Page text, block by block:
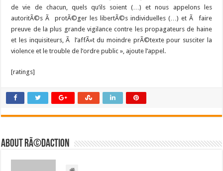
de vie de chacun, quels qu’ils soient (…) et nous appelons les
autoritÃ©s Ã protÃ©ger les libertÃ©s individuelles (…) et Ã faire
preuve de la plus grande vigilance contre les propagateurs de haine
et les inquisiteurs, Ã l’affÃ»t du moindre prÃ©texte pour susciter la
violence et le trouble de l’ordre public », ajoute l’appel.
[ratings]
About RÃ©daction